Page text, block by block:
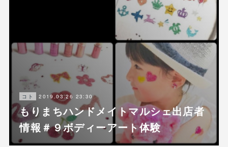
コト 2019.03.26 23:30
もりまちハンドメイトマルシェ出店者
情報＃９ボディーアート体験